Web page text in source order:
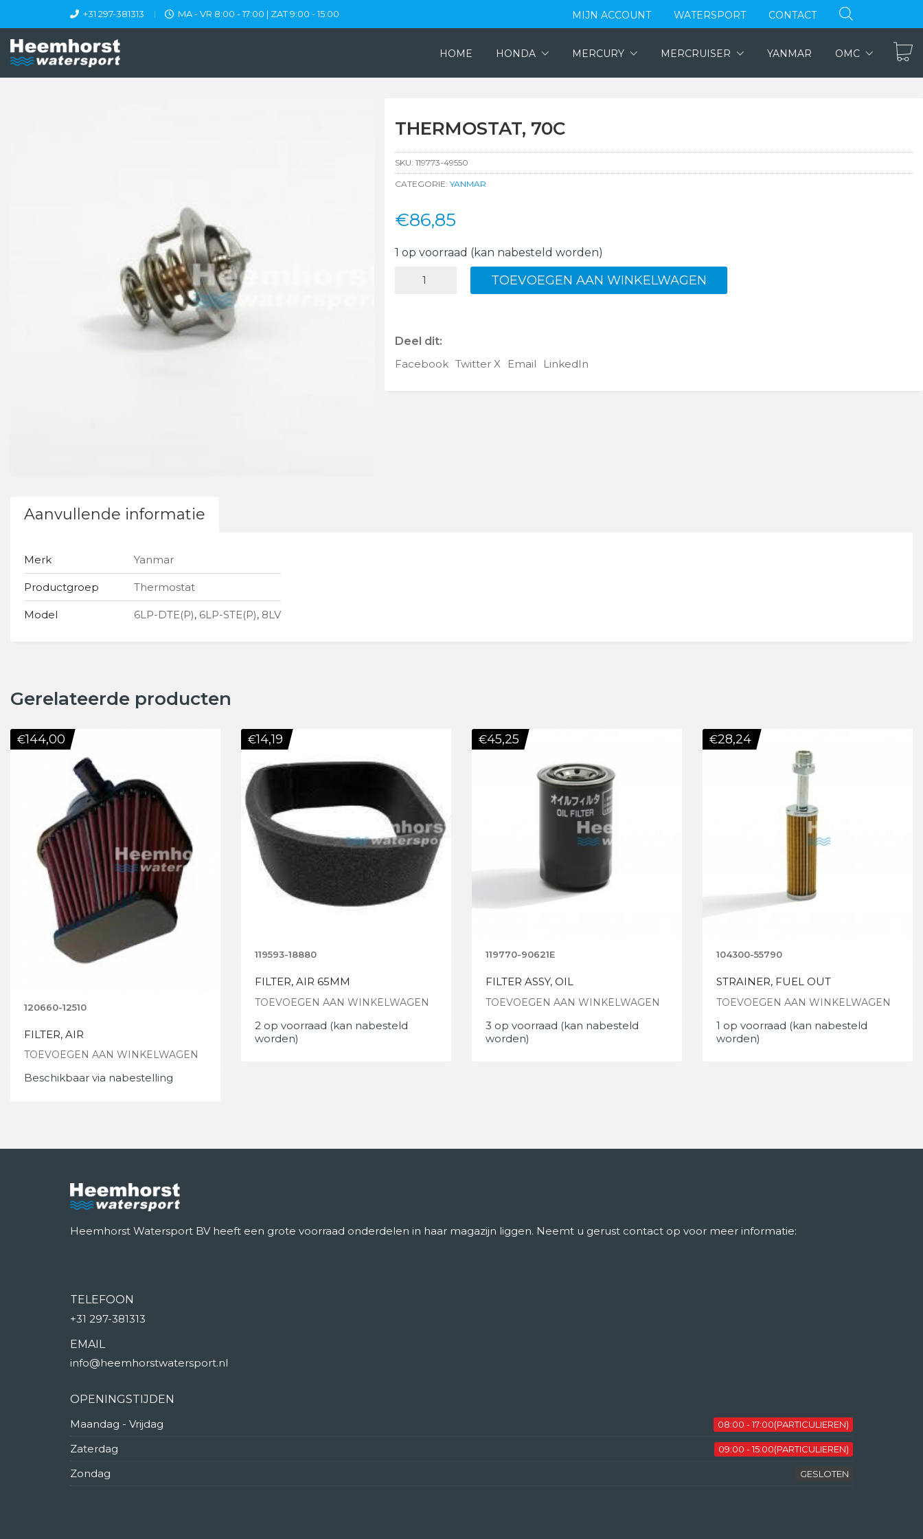
+31 297-381313 MA - VR 8:00 - 17:00 | ZAT 9:00 - 15:00 MIJN ACCOUNT WATERSPORT CONTACT
HOME HONDA MERCURY MERCRUISER YANMAR OMC
THERMOSTAT, 70C
SKU: 119773-49550
CATEGORIE: YANMAR
€86,85
1 op voorraad (kan nabesteld worden)
TOEVOEGEN AAN WINKELWAGEN
Deel dit:
Facebook Twitter X Email LinkedIn
Aanvullende informatie
Merk Yanmar
Productgroep Thermostat
Model 6LP-DTE(P), 6LP-STE(P), 8LV
Gerelateerde producten
120660-12510
FILTER, AIR
TOEVOEGEN AAN WINKELWAGEN
€144,00
Beschikbaar via nabestelling
119593-18880
FILTER, AIR 65MM
TOEVOEGEN AAN WINKELWAGEN
€14,19
2 op voorraad (kan nabesteld
worden)
119770-90621E
FILTER ASSY, OIL
TOEVOEGEN AAN WINKELWAGEN
€45,25
3 op voorraad (kan nabesteld
worden)
104300-55790
STRAINER, FUEL OUT
TOEVOEGEN AAN WINKELWAGEN
€28,24
1 op voorraad (kan nabesteld
worden)
Heemhorst Watersport BV heeft een grote voorraad onderdelen in haar magazijn liggen. Neemt u gerust contact op voor meer informatie:
TELEFOON
+31 297-381313
EMAIL
info@heemhorstwatersport.nl
OPENINGSTIJDEN
Maandag - Vrijdag
08:00 - 17:00(PARTICULIEREN)
Zaterdag 09:00 - 15:00(PARTICULIEREN)
Zondag GESLOTEN